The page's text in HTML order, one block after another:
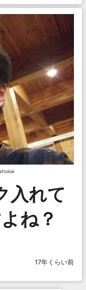
入れて
ね？
17年くらい前